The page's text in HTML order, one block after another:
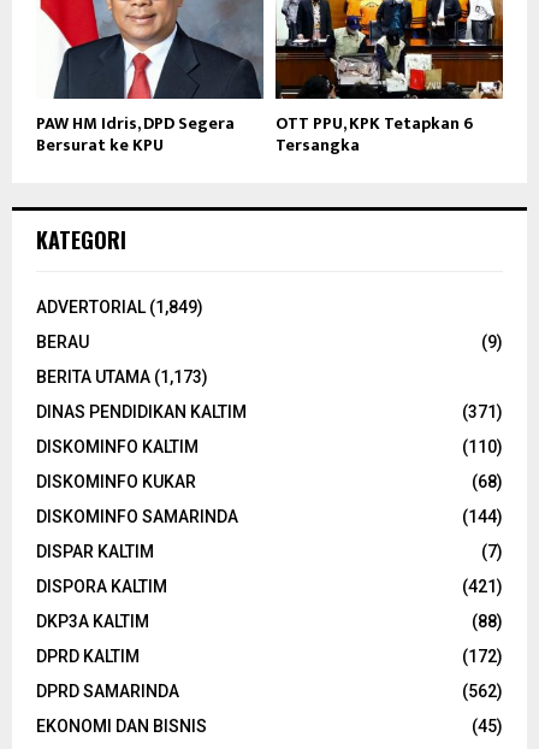
PAW HM Idris, DPD Segera
Bersurat ke KPU
OTT PPU, KPK Tetapkan 6
Tersangka
KATEGORI
ADVERTORIAL (1,849)
BERAU
(9)
BERITA UTAMA (1,173)
DINAS PENDIDIKAN KALTIM
(371)
DISKOMINFO KALTIM
(110)
DISKOMINFO KUKAR
(68)
DISKOMINFO SAMARINDA
(144)
DISPAR KALTIM
(7)
DISPORA KALTIM
(421)
DKP3A KALTIM
(88)
DPRD KALTIM
(172)
DPRD SAMARINDA
(562)
EKONOMI DAN BISNIS
(45)